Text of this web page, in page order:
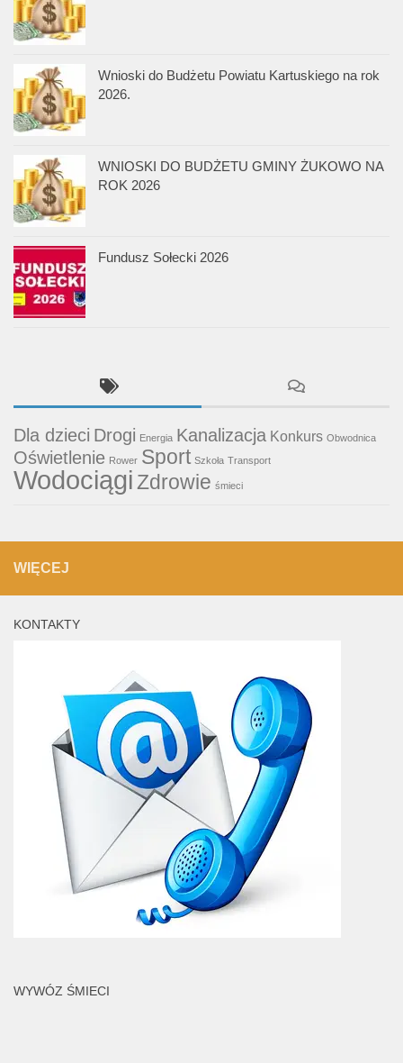
Wnioski do Budżetu Powiatu Kartuskiego na rok
2026.
WNIOSKI DO BUDŻETU GMINY ŻUKOWO NA
ROK 2026
Fundusz Sołecki 2026
Dla dzieci Drogi Energia Kanalizacja Konkurs Obwodnica
Oświetlenie Rower Sport Szkoła Transport
WodociągiZdrowie śmieci
WIĘCEJ
KONTAKTY
WYWÓZ ŚMIECI